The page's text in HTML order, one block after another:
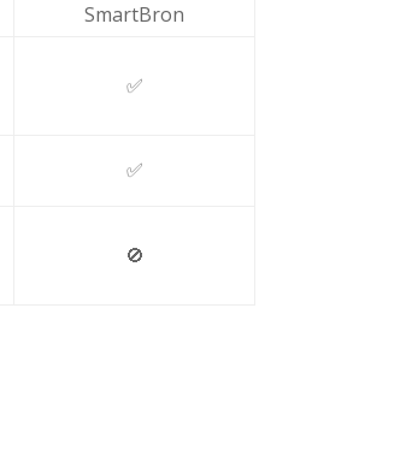
SmartBron
✅
✅
🚫